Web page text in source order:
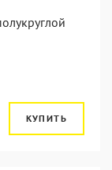
КУПИТЬ